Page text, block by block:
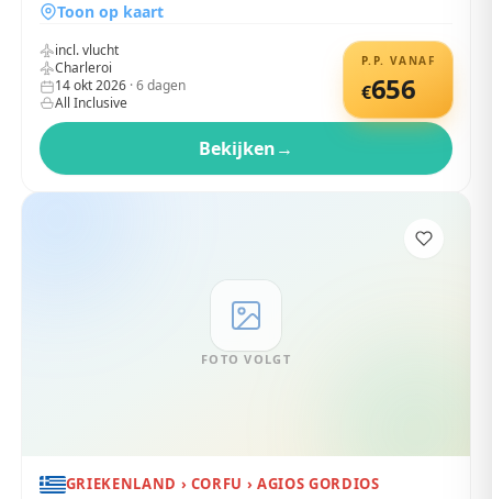
Toon op kaart
P.P. VANAF
€656
incl. vlucht
Charleroi
14 okt 2026 ·6dagen
All Inclusive
Bekijken→
FOTO VOLGT
GRIEKENLAND › CORFU › AGIOS GORDIOS